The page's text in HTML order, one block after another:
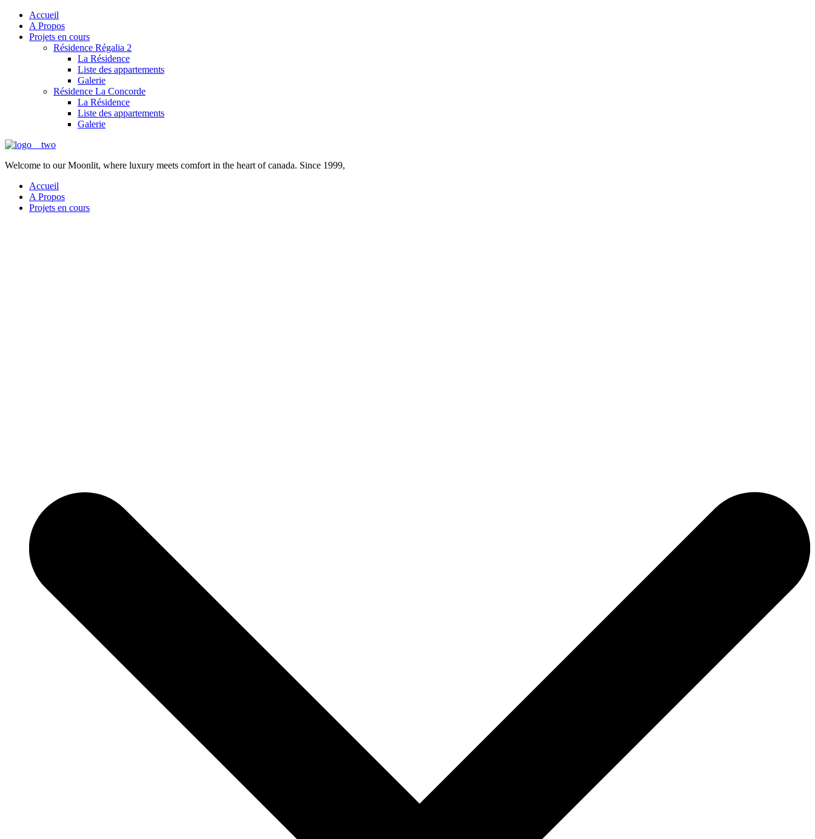
Accueil
A Propos
Projets en cours
Résidence Régalia 2
La Résidence
Liste des appartements
Galerie
Résidence La Concorde
La Résidence
Liste des appartements
Galerie
Welcome to our Moonlit, where luxury meets comfort in the heart of canada. Since 1999,
Accueil
A Propos
Projets en cours